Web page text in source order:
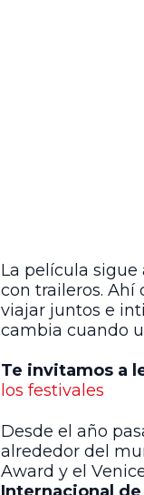
La película sigue
con traileros. Ahí
viajar juntos e
cambia cuando
Te invitamos a
los festivales
Desde el año
alrededor del
Award y el